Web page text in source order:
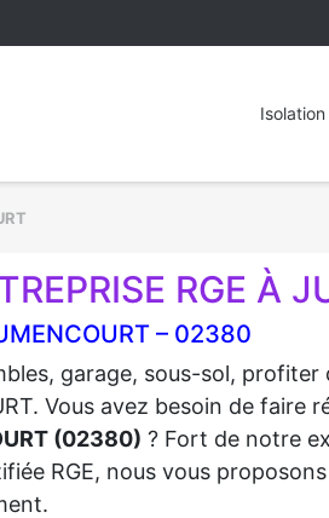
RGE À
– 02380
garage, sous-sol,
Vous avez besoin de faire
(02380) ? Fort de notre
RGE, nous vous proposons